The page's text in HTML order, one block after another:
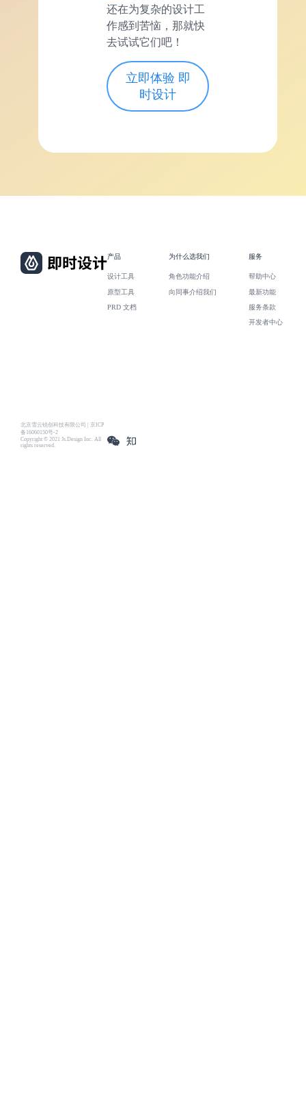
还在为复杂的设计工
作感到苦恼，那就快
去试试它们吧！
立即体验 即
时设计
北京雪云锐创科技有限公司 | 京ICP
备16060150号-2
Copyright © 2021 Js.Design Inc. All
rights reserved.
产品
设计工具
原型工具
PRD 文档
为什么选我们
角色功能介绍
向同事介绍我们
服务
帮助中心
最新功能
服务条款
开发者中心